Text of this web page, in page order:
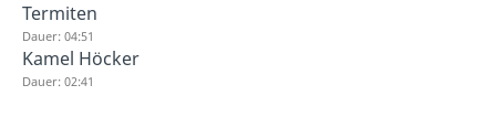
Termiten
Dauer: 04:51
Kamel Höcker
Dauer: 02:41